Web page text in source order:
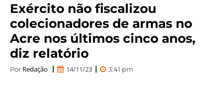
Exército não fiscalizou
colecionadores de armas no
Acre nos últimos cinco anos,
diz relatório
Por Redação 14/11/23 3:41 pm